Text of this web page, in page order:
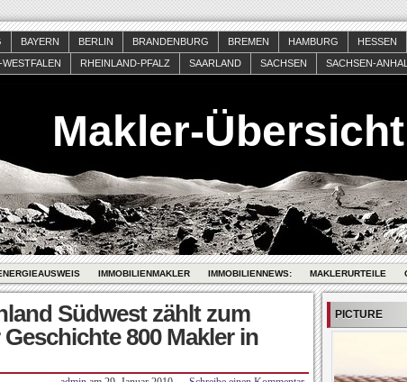
BAYERN BERLIN BRANDENBURG BREMEN HAMBURG HESSEN
RHEINLAND-PFALZ SAARLAND SACHSEN SACHSEN-
Makler-
IMMOBILIENMAKLER IMMOBILIENNEWS: MAKLERURTEILE
Südwest zählt zum
800 Makler in
PICTURE